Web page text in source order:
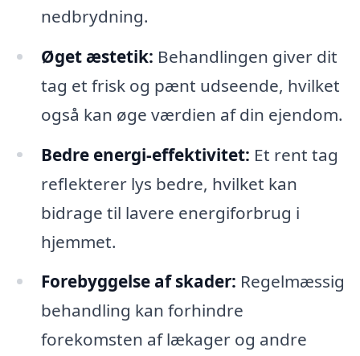
nedbrydning.
Øget æstetik: Behandlingen giver dit
tag et frisk og pænt udseende, hvilket
også kan øge værdien af din ejendom.
Bedre energi-effektivitet: Et rent tag
reflekterer lys bedre, hvilket kan
bidrage til lavere energiforbrug i
hjemmet.
Forebyggelse af skader: Regelmæssig
behandling kan forhindre
forekomsten af lækager og andre